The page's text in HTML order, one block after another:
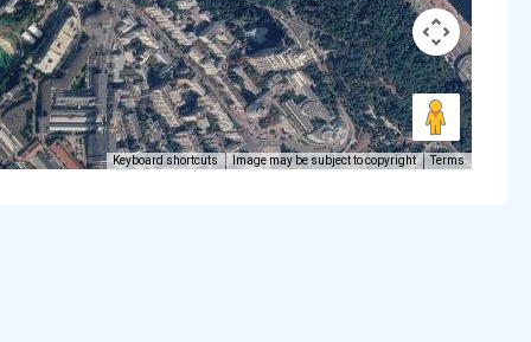
Keyboard shortcuts Image may be subject to copyright Terms